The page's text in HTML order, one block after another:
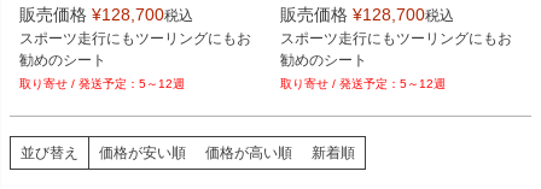
販売価格 ¥128,700税込
スポーツ走行にもツーリングにもお
5～12週
販売価格 ¥128,700税込
スポーツ走行にもツーリングにもお
5～12週
並び替え 価格が安い順 価格が高い順 新着順